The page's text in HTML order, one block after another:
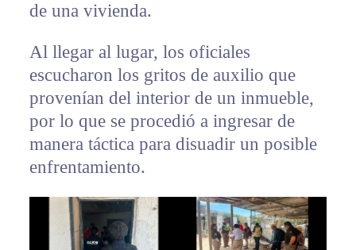
de una vivienda.
Al llegar al lugar, los oficiales
escucharon los gritos de auxilio que
provenían del interior de un inmueble,
por lo que se procedió a ingresar de
manera táctica para disuadir un posible
enfrentamiento.